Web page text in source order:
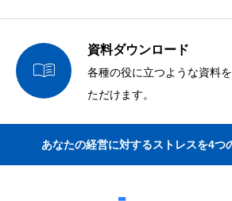

資料ダウンロード
各種の役に立つような資料
ただけます。
あなたの経営に対するストレスを4つ